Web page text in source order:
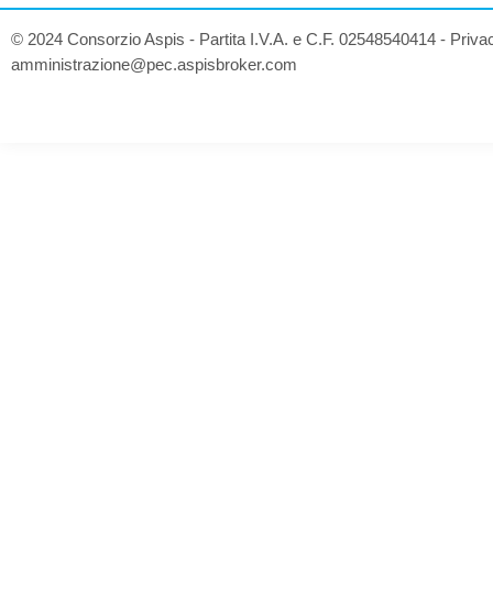
© 2024 Consorzio Aspis - Partita I.V.A. e C.F. 02548540414 -
amministrazione@pec.aspisbroker.com